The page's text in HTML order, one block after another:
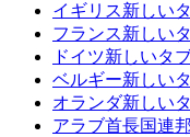
イギリス新しい
フランス新しい
ドイツ新しいタ
ベルギー新しい
オランダ新しい
アラブ首長国連邦